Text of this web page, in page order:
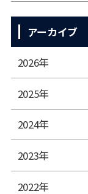
アーカイブ
2026年
2025年
2024年
2023年
2022年